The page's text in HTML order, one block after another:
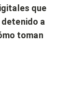
que
a
toman